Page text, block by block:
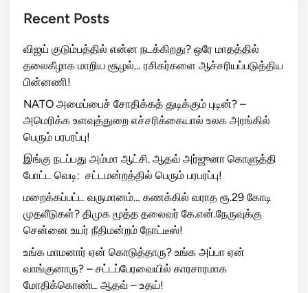
Recent Posts
விஜய் குடும்பத்தில் என்ன நடக்கிறது? ஒரே மாதத்தில்
தலைகீழாக மாறிய சூழல்… ரசிகர்களை ஆச்சரியப்படுத்திய
பின்னணி!
NATO அமைப்பைச் சோதிக்கத் துடிக்கும் புடின்? –
அமெரிக்க உளவுத்துறை எச்சரிக்கையால் உலக அரங்கில்
பெரும் பரபரப்பு!
இங்கு நடப்பது அம்மா ஆட்சி. ஆதவ் அர்ஜுனா கொளுத்தி
போட்ட வெடி: சட்டமன்றத்தில் பெரும் பரபரப்பு!
மறைக்கப்பட்ட வருமானம்… கணக்கில் வராத ரூ.29 கோடி
முதலீடுகள்? திமுக மூத்த தலைவர் கே.என்.நேருவுக்கு
சென்னை உயர் நீதிமன்றம் நோட்டீஸ்!
உங்க மாமனார் ஏன் கொடுத்தாரு? உங்க அப்பா ஏன்
வாங்குனாரு? – சட்டப்பேரவையில் காரசாரமாக
மோதிக்கொண்ட ஆதவ் – உதய்!